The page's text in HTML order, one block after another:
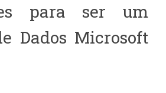
para ser um
Dados Microsoft